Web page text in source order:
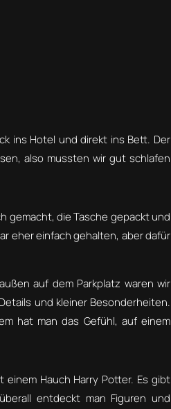
ins Hotel und direkt ins Bett. Der
also mussten wir gut schlafen
gemacht, die Tasche gepackt und
eher einfach gehalten, aber dafür
auf dem Parkplatz waren wir
und kleiner Besonderheiten.
hat man das Gefühl, auf einem
Hauch Harry Potter. Es gibt
entdeckt man Figuren und